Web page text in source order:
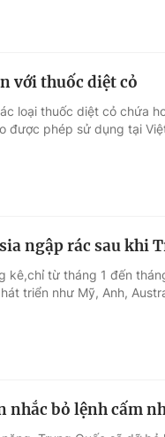
với thuốc diệt cỏ
loại thuốc diệt cỏ chứa
được phép sử dụng tại
ngập rác sau khi
kê,chỉ từ tháng 1 đến
triển như Mỹ, Anh,
nhắc bỏ lệnh cấm